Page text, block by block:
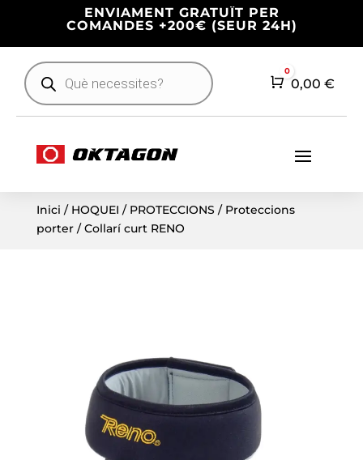
ENVIAMENT GRATUÏT PER
COMANDES +200€ (SEUR 24H)
Products
search Cart
0
0,00 €
Inici / HOQUEI / PROTECCIONS / Proteccions
porter/ Collarí curt RENO